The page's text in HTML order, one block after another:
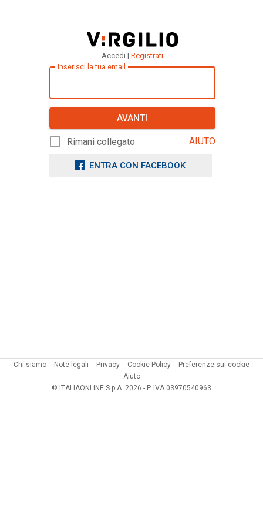
Accedi | Registrati
Inserisci la tua email
AVANTI
Rimani collegato AIUTO
ENTRA CON FACEBOOK
Chi siamo Note legali Privacy Cookie Policy
Preferenze sui cookie
Aiuto
© ITALIAONLINE S.p.A. 2026 - P. IVA 03970540963